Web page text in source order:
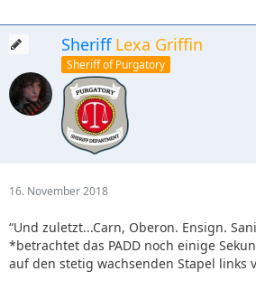
Sheriff Lexa Griffin
Sheriff of Purgatory
16. November 2018
“Und zuletzt...Carn, Oberon. Ensign.
*betrachtet das PADD noch einige
auf den stetig wachsenden Stapel links